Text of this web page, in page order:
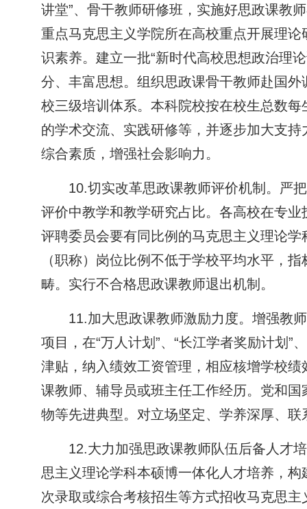
讲堂”、骨干教师研修班，实施好思政课教
重点马克思主义学院所在高校重点开展理
识素养。建立一批“新时代高校思想政治理
分、丰富思想。组织思政课骨干教师赴国
校三级培训体系。本科院校按在校生总数
的学术交流、实践研修等，并逐步加大支
综合素质，增强社会影响力。
10.切实改革思政课教师评价机制。严
评价中教学和教学研究占比。各高校在专
评聘委员会要有同比例的马克思主义理论
（职称）岗位比例不低于学校平均水平，
畴。实行不合格思政课教师退出机制。
11.加大思政课教师激励力度。增强教
项目，在“万人计划”、“长江学者奖励计划
津贴，纳入绩效工资管理，相应核增学校
课教师、辅导员或班主任工作经历。党和
物等先进典型。对立场坚定、学养深厚、
12.大力加强思政课教师队伍后备人才
思主义理论学科本硕博一体化人才培养，
次录取或综合考核招生等方式招收马克思